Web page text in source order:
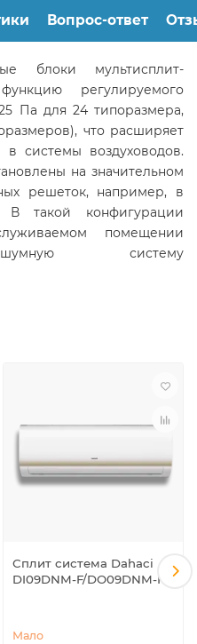
Вопрос-ответ
блоки мультисплит-
регулируемого
Па для 24 типоразмера,
что расширяет
системы воздуховодов.
на значительном
решеток, например, в
В такой конфигурации
помещении
систему
Сплит система Dahaci
DI09DNM-F/DO09DNM-F
Мало